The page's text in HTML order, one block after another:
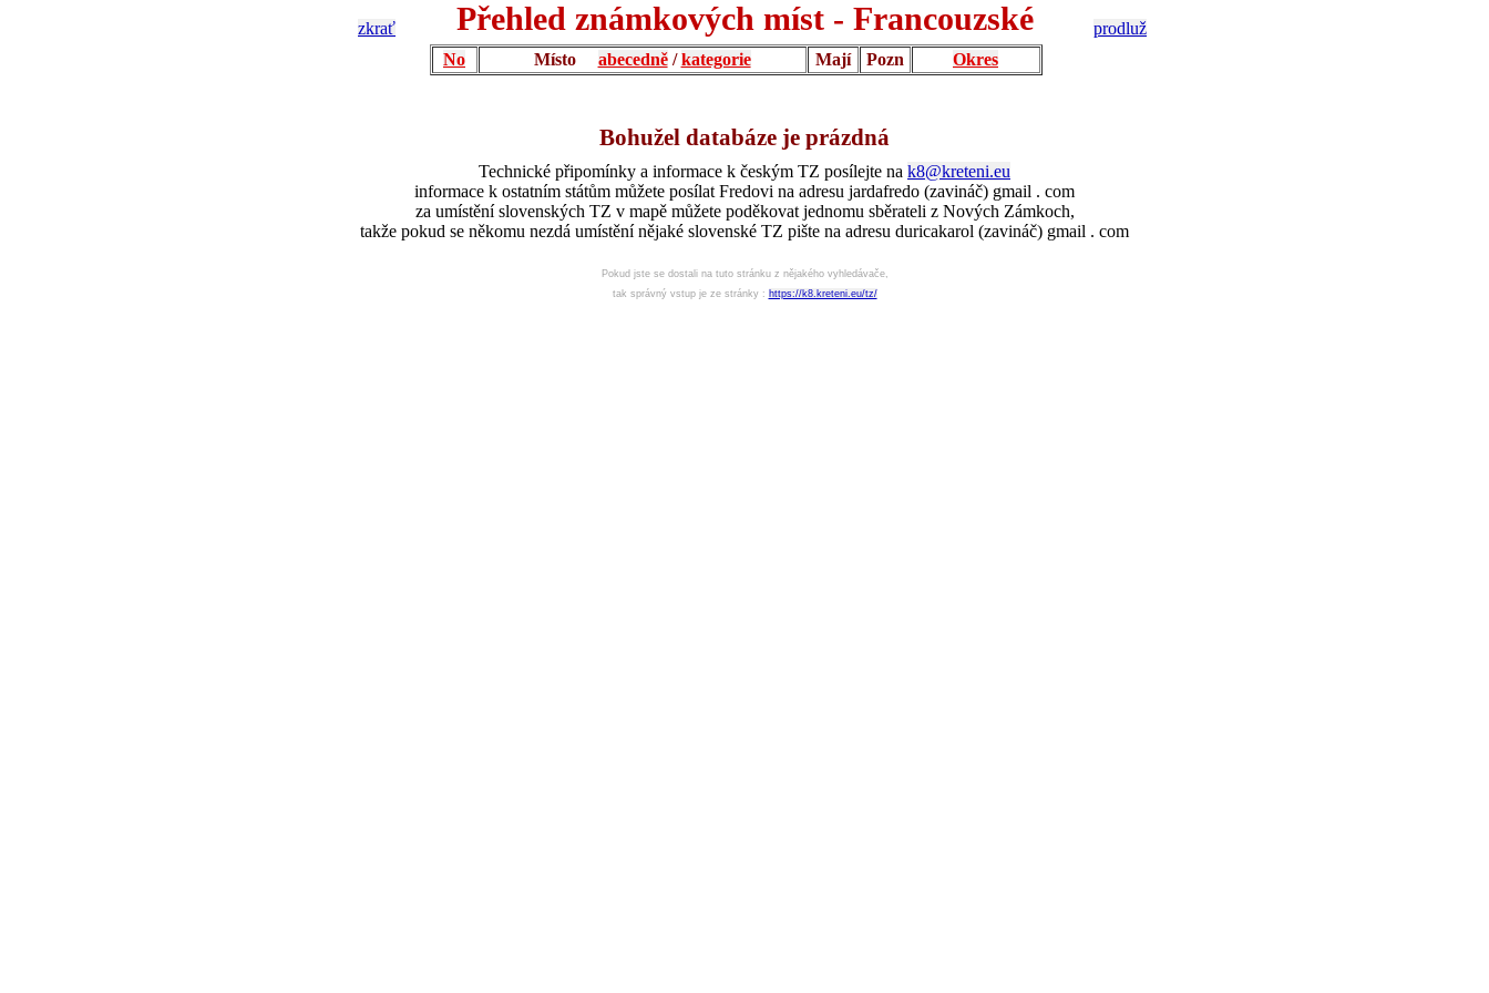
zkrať Přehled známkových míst - Francouzské
prodluž
No
Místo abecedně/kategorie Mají Pozn Okres
Bohužel databáze je prázdná
Technické připomínky a informace k českým TZ posílejte na k8@kreteni.eu
informace k ostatním státům můžete posílat Fredovi na adresu jardafredo (zavináč) gmail . com
za umístění slovenských TZ v mapě můžete poděkovat jednomu sběrateli z Nových Zámkoch,
takže pokud se někomu nezdá umístění nějaké slovenské TZ pište na adresu duricakarol (zavináč) gmail . com
Pokud jste se dostali na tuto stránku z nějakého vyhledávače,
tak správný vstup je ze stránky : https://k8.kreteni.eu/tz/